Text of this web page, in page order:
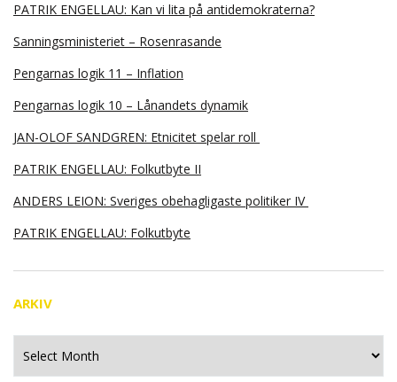
PATRIK ENGELLAU: Kan vi lita på antidemokraterna?
Sanningsministeriet – Rosenrasande
Pengarnas logik 11 – Inflation
Pengarnas logik 10 – Lånandets dynamik
JAN-OLOF SANDGREN: Etnicitet spelar roll
PATRIK ENGELLAU: Folkutbyte II
ANDERS LEION: Sveriges obehagligaste politiker IV
PATRIK ENGELLAU: Folkutbyte
ARKIV